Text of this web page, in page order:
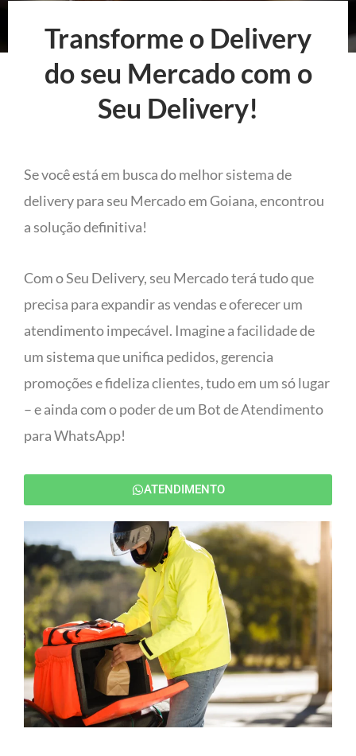
Transforme o Delivery
do seu Mercado com o
Seu Delivery!
Se você está em busca do melhor sistema de
delivery para seu Mercado em Goiana, encontrou
a solução definitiva!
Com o Seu Delivery, seu Mercado terá tudo que
precisa para expandir as vendas e oferecer um
atendimento impecável. Imagine a facilidade de
um sistema que unifica pedidos, gerencia
promoções e fideliza clientes, tudo em um só lugar
– e ainda com o poder de um Bot de Atendimento
para WhatsApp!
ATENDIMENTO